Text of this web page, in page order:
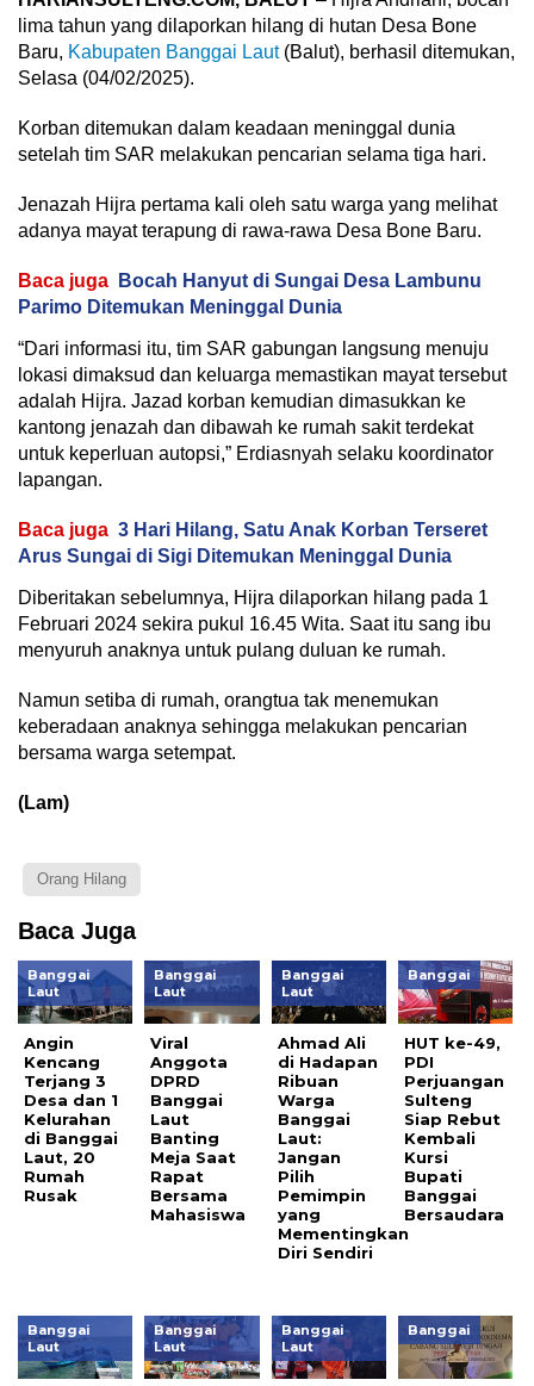
lima tahun yang dilaporkan hilang di hutan Desa Bone
Baru, Kabupaten Banggai Laut(Balut), berhasil ditemukan,
Selasa (04/02/2025).
Korban ditemukan dalam keadaan meninggal dunia
setelah tim SAR melakukan pencarian selama tiga hari.
Jenazah Hijra pertama kali oleh satu warga yang melihat
adanya mayat terapung di rawa-rawa Desa Bone Baru.
Baca juga
Bocah Hanyut di Sungai Desa Lambunu
Parimo Ditemukan Meninggal Dunia
“Dari informasi itu, tim SAR gabungan langsung menuju
lokasi dimaksud dan keluarga memastikan mayat tersebut
adalah Hijra. Jazad korban kemudian dimasukkan ke
kantong jenazah dan dibawah ke rumah sakit terdekat
untuk keperluan autopsi,” Erdiasnyah selaku koordinator
lapangan.
Baca juga 3 Hari Hilang, Satu Anak Korban Terseret
Arus Sungai di Sigi Ditemukan Meninggal Dunia
Diberitakan sebelumnya, Hijra dilaporkan hilang pada 1
Februari 2024 sekira pukul 16.45 Wita. Saat itu sang ibu
menyuruh anaknya untuk pulang duluan ke rumah.
Namun setiba di rumah, orangtua tak menemukan
keberadaan anaknya sehingga melakukan pencarian
bersama warga setempat.
(Lam)
Orang Hilang
Baca Juga
Banggai
Laut
Angin
Kencang
Terjang 3
Desa dan 1
Kelurahan
di Banggai
Laut, 20
Rumah
Rusak
Banggai
Laut
Viral
Anggota
DPRD
Banggai
Laut
Banting
Meja Saat
Rapat
Bersama
Mahasiswa
Banggai
Laut
Ahmad Ali
di Hadapan
Ribuan
Warga
Banggai
Laut:
Jangan
Pilih
Pemimpin
yang
Mementingkan
Diri Sendiri
Banggai
HUT ke-49,
PDI
Perjuangan
Sulteng
Siap Rebut
Kembali
Kursi
Bupati
Banggai
Bersaudara
Banggai
Laut
Banggai
Laut
Banggai
Laut
Banggai